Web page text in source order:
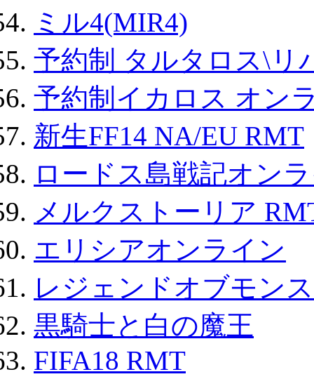
ミル4(MIR4)
予約制 タルタロス\リ
予約制イカロス オン
新生FF14 NA/EU RMT
ロードス島戦記オン
メルクストーリア
エリシアオンライン
レジェンドオブモン
黒騎士と白の魔王
FIFA18 RMT